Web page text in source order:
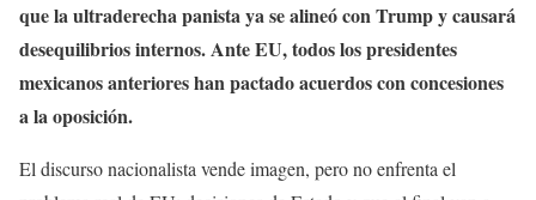
que la ultraderecha panista ya se alineó con Trump y causará
desequilibrios internos. Ante EU, todos los presidentes
mexicanos anteriores han pactado acuerdos con concesiones
a la oposición.
El discurso nacionalista vende imagen, pero no enfrenta el